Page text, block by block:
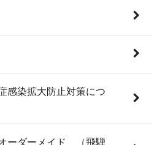
感染拡大防止対策につ
ーダーメイド （飛騨